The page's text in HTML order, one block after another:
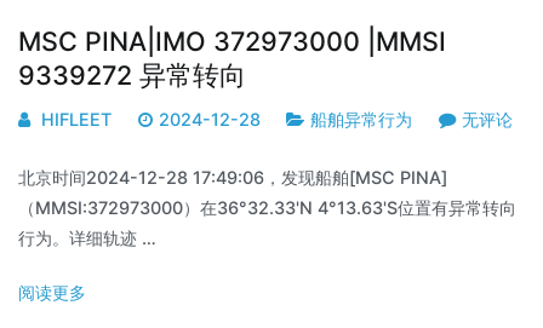
MSC PINA|IMO 372973000 |MMSI
9339272 异常转向
HIFLEET 2024-12-28 船舶异常行为 无评论
北京时间2024-12-28 17:49:06，发现船舶[MSC PINA]
（MMSI:372973000）在36°32.33'N 4°13.63'S位置有异常转向
行为。详细轨迹 …
阅读更多